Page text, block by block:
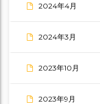
2024年4月
2024年3月
2023年10月
2023年9月